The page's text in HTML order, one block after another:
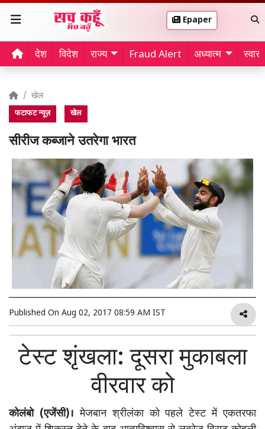
Epaper
देश विदेश राज्य Fraud Alert अध्यात्म
खेल
फटाफट न्यूज़ खेल
सीरीज कब्जाने उतरेगा भारत
Published On Aug 02, 2017 08:59 AM IST
टेस्ट शृंखला: दूसरा मुकाबला
वीरवार को
कोलंबो (एजेंसी)। मेजबान श्रीलंका को पहले टेस्ट में एकतरफा